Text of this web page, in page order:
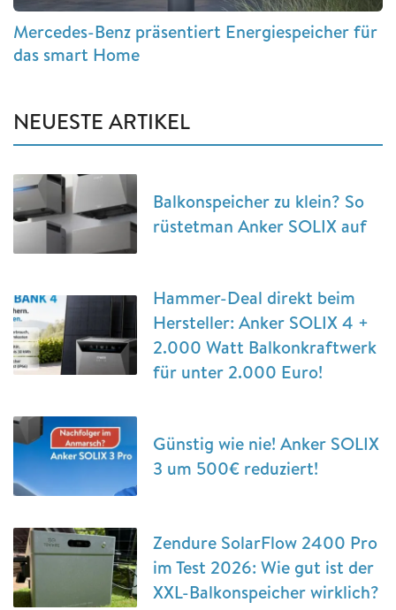
Mercedes-Benz präsentiert Energiespeicher für
das smart Home
NEUESTE ARTIKEL
Balkonspeicher zu klein? So
rüstetman Anker SOLIX auf
Hammer-Deal direkt beim
Hersteller: Anker SOLIX 4 +
2.000 Watt Balkonkraftwerk
für unter 2.000 Euro!
Günstig wie nie! Anker SOLIX
3 um 500€ reduziert!
Zendure SolarFlow 2400 Pro
im Test 2026: Wie gut ist der
XXL-Balkonspeicher wirklich?